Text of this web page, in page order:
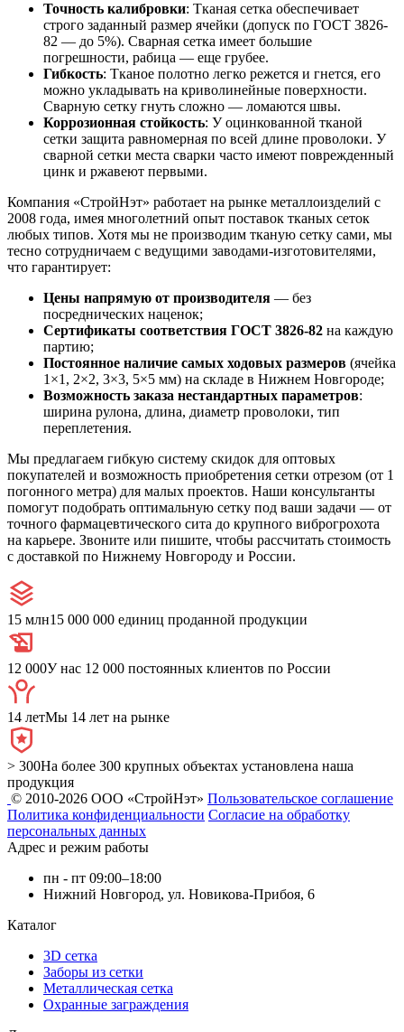
Точность калибровки: Тканая сетка обеспечивает
строго заданный размер ячейки (допуск по ГОСТ 3826-
82 — до 5%). Сварная сетка имеет большие
погрешности, рабица — еще грубее.
Гибкость: Тканое полотно легко режется и гнется, его
можно укладывать на криволинейные поверхности.
Сварную сетку гнуть сложно — ломаются швы.
Коррозионная стойкость: У оцинкованной тканой
сетки защита равномерная по всей длине проволоки. У
сварной сетки места сварки часто имеют поврежденный
цинк и ржавеют первыми.
Компания «СтройНэт» работает на рынке металлоизделий с
2008 года, имея многолетний опыт поставок тканых сеток
любых типов. Хотя мы не производим тканую сетку сами, мы
тесно сотрудничаем с ведущими заводами-изготовителями,
что гарантирует:
Цены напрямую от производителя — без
посреднических наценок;
Сертификаты соответствия ГОСТ 3826-82 на каждую
партию;
Постоянное наличие самых ходовых размеров (ячейка
1×1, 2×2, 3×3, 5×5 мм) на складе в Нижнем Новгороде;
Возможность заказа нестандартных параметров:
ширина рулона, длина, диаметр проволоки, тип
переплетения.
Мы предлагаем гибкую систему скидок для оптовых
покупателей и возможность приобретения сетки отрезом (от 1
погонного метра) для малых проектов. Наши консультанты
помогут подобрать оптимальную сетку под ваши задачи — от
точного фармацевтического сита до крупного виброгрохота
на карьере. Звоните или пишите, чтобы рассчитать стоимость
с доставкой по Нижнему Новгороду и России.
15 млн15 000 000 единиц проданной продукции
12 000У нас 12 000 постоянных клиентов по России
14 летМы 14 лет на рынке
> 300На более 300 крупных объектах установлена наша
продукция
© 2010-2026 ООО «СтройНэт» Пользовательское соглашение
Политика конфиденциальности Согласие на обработку
персональных данных
Адрес и режим работы
пн - пт 09:00–18:00
Нижний Новгород, ул. Новикова-Прибоя, 6
Каталог
3D сетка
Заборы из сетки
Металлическая сетка
Охранные заграждения